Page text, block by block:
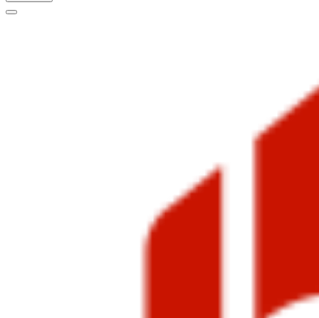
Меню